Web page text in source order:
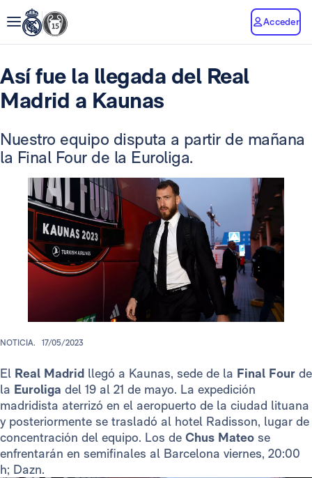
Acceder
Así fue la llegada del Real
Madrid a Kaunas
Nuestro equipo disputa a partir de mañana
la Final Four de la Euroliga.
NOTICIA. 17/05/2023
El Real Madrid llegó a Kaunas, sede de la Final Four de
la Euroliga del 19 al 21 de mayo. La expedición
madridista aterrizó en el aeropuerto de la ciudad lituana
y posteriormente se trasladó al hotel Radisson, lugar de
concentración del equipo. Los de Chus Mateo se
enfrentarán en semifinales al Barcelona viernes, 20:00
h; Dazn.